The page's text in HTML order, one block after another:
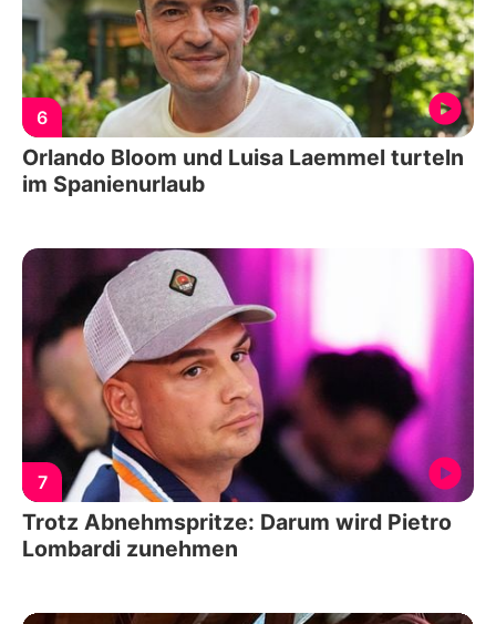
6
Orlando Bloom und Luisa Laemmel turteln
im Spanienurlaub
7
Trotz Abnehmspritze: Darum wird Pietro
Lombardi zunehmen